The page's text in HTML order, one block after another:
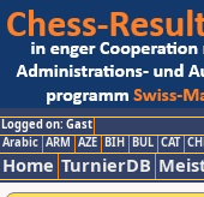
Logged on: Gast
Arabic ARM AZE BIH BUL CAT
Home TurnierDB